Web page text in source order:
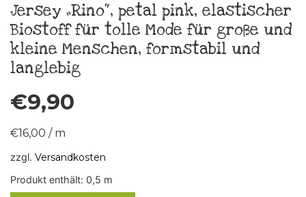
Jersey „Rino“, petal pink, elastischer
Biostoff für tolle Mode für große und
kleine Menschen, formstabil und
langlebig
€9,90
€16,00 / m
zzgl. Versandkosten
Produkt enthält: 0,5 m